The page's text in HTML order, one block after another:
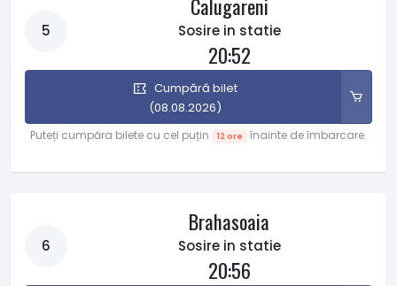
5 Sosire in statie
20:52
Cumpără bilet
(08.08.2026)
Puteți cumpăra bilete cu cel puțin 12 ore înainte de îmbarcare.
6
Brahasoaia
Sosire in statie
20:56